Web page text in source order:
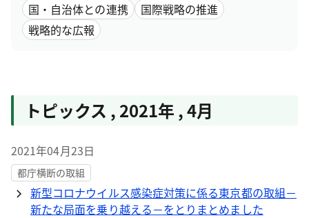
国・自治体との連携
国際戦略の推進
戦略的な広報
トピックス , 2021年 ,4月
2021年04月23日
都庁横断の取組
新型コロナウイルス感染症対策に係る東京都の取組－
新たな局面を乗り越える－をとりまとめました